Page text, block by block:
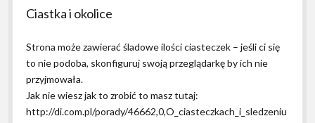
Ciastka i okolice
Strona może zawierać śladowe ilości ciasteczek – jeśli ci się
to nie podoba, skonfiguruj swoją przeglądarkę by ich nie
przyjmowała.
Jak nie wiesz jak to zrobić to masz tutaj:
http://di.com.pl/porady/46662,0,O_ciasteczkach_i_sledzeniu